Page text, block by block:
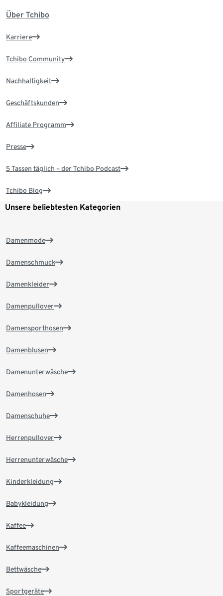
Über Tchibo
Karriere
Tchibo Community
Nachhaltigkeit
Geschäftskunden
Affiliate Programm
Presse
5 Tassen täglich – der Tchibo Podcast
Tchibo Blog
Unsere beliebtesten Kategorien
Damenmode
Damenschmuck
Damenkleider
Damenpullover
Damensporthosen
Damenblusen
Damenunterwäsche
Damenhosen
Damenschuhe
Herrenpullover
Herrenunterwäsche
Kinderkleidung
Babykleidung
Kaffee
Kaffeemaschinen
Bettwäsche
Sportgeräte